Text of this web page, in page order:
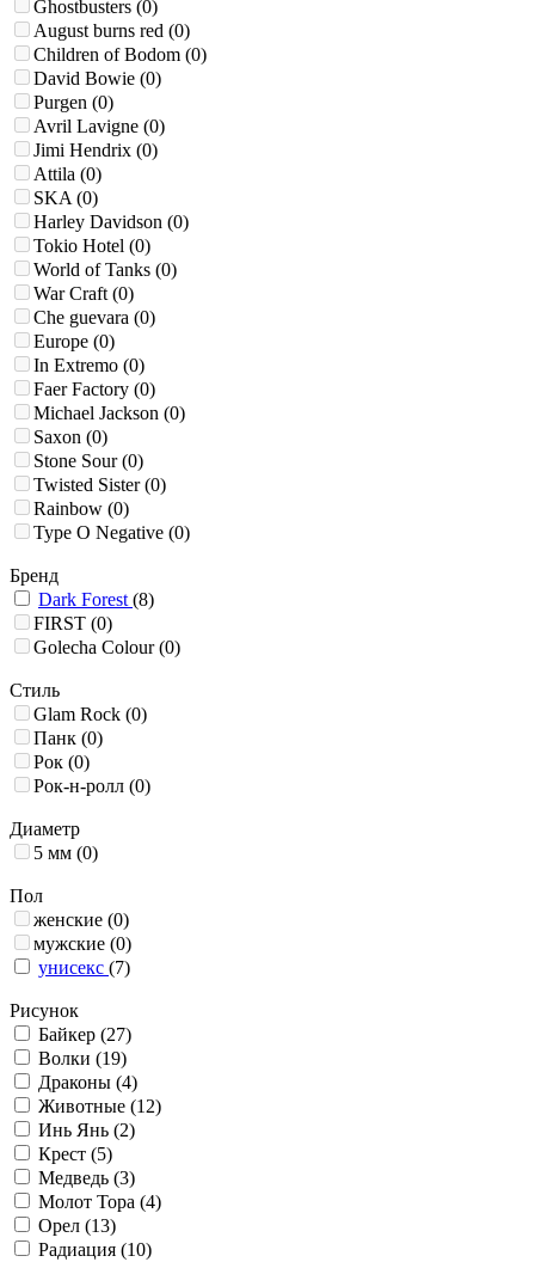
Ghostbusters (0)
August burns red (0)
Children of Bodom (0)
David Bowie (0)
Purgen (0)
Avril Lavigne (0)
Jimi Hendrix (0)
Attila (0)
SKA (0)
Harley Davidson (0)
Tokio Hotel (0)
World of Tanks (0)
War Craft (0)
Che guevara (0)
Europe (0)
In Extremo (0)
Faer Factory (0)
Michael Jackson (0)
Saxon (0)
Stone Sour (0)
Twisted Sister (0)
Rainbow (0)
Type O Negative (0)
Бренд
Dark Forest(8)
FIRST (0)
Golecha Colour (0)
Стиль
Glam Rock (0)
Панк (0)
Рок (0)
Рок-н-ролл (0)
Диаметр
5 мм (0)
Пол
женские (0)
мужские (0)
унисекс (7)
Рисунок
Байкер (27)
Волки (19)
Драконы (4)
Животные (12)
Инь Янь (2)
Крест (5)
Медведь (3)
Молот Тора (4)
Орел (13)
Радиация (10)